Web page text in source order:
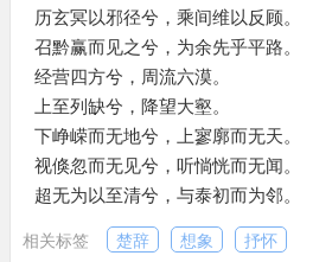
历玄冥以邪径兮，乘间维以反顾。
召黔赢而见之兮，为余先乎平路。
经营四方兮，周流六漠。
上至列缺兮，降望大壑。
下峥嵘而无地兮，上寥廓而无天。
视倏忽而无见兮，听惝恍而无闻。
超无为以至清兮，与泰初而为邻。
相关标签 楚辞 想象 抒怀